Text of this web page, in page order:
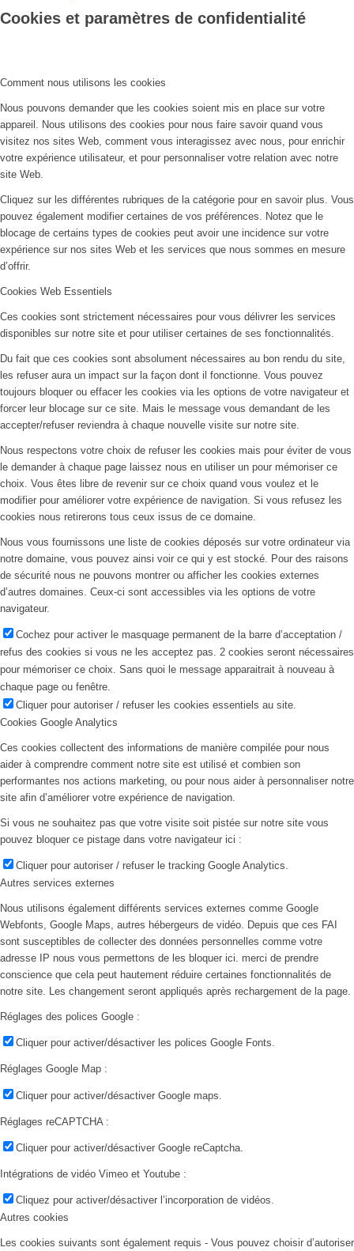
Cookies et paramètres de confidentialité
Comment nous utilisons les cookies
Nous pouvons demander que les cookies soient mis en place sur votre
appareil. Nous utilisons des cookies pour nous faire savoir quand vous
visitez nos sites Web, comment vous interagissez avec nous, pour enrichir
votre expérience utilisateur, et pour personnaliser votre relation avec notre
site Web.
Cliquez sur les différentes rubriques de la catégorie pour en savoir plus. Vous
pouvez également modifier certaines de vos préférences. Notez que le
blocage de certains types de cookies peut avoir une incidence sur votre
expérience sur nos sites Web et les services que nous sommes en mesure
d’offrir.
Cookies Web Essentiels
Ces cookies sont strictement nécessaires pour vous délivrer les services
disponibles sur notre site et pour utiliser certaines de ses fonctionnalités.
Du fait que ces cookies sont absolument nécessaires au bon rendu du site,
les refuser aura un impact sur la façon dont il fonctionne. Vous pouvez
toujours bloquer ou effacer les cookies via les options de votre navigateur et
forcer leur blocage sur ce site. Mais le message vous demandant de les
accepter/refuser reviendra à chaque nouvelle visite sur notre site.
Nous respectons votre choix de refuser les cookies mais pour éviter de vous
le demander à chaque page laissez nous en utiliser un pour mémoriser ce
choix. Vous êtes libre de revenir sur ce choix quand vous voulez et le
modifier pour améliorer votre expérience de navigation. Si vous refusez les
cookies nous retirerons tous ceux issus de ce domaine.
Nous vous fournissons une liste de cookies déposés sur votre ordinateur via
notre domaine, vous pouvez ainsi voir ce qui y est stocké. Pour des raisons
de sécurité nous ne pouvons montrer ou afficher les cookies externes
d’autres domaines. Ceux-ci sont accessibles via les options de votre
navigateur.
Cochez pour activer le masquage permanent de la barre d’acceptation /
refus des cookies si vous ne les acceptez pas. 2 cookies seront nécessaires
pour mémoriser ce choix. Sans quoi le message apparaitrait à nouveau à
chaque page ou fenêtre.
Cliquer pour autoriser / refuser les cookies essentiels au site.
Cookies Google Analytics
Ces cookies collectent des informations de manière compilée pour nous
aider à comprendre comment notre site est utilisé et combien son
performantes nos actions marketing, ou pour nous aider à personnaliser notre
site afin d’améliorer votre expérience de navigation.
Si vous ne souhaitez pas que votre visite soit pistée sur notre site vous
pouvez bloquer ce pistage dans votre navigateur ici :
Cliquer pour autoriser / refuser le tracking Google Analytics.
Autres services externes
Nous utilisons également différents services externes comme Google
Webfonts, Google Maps, autres hébergeurs de vidéo. Depuis que ces FAI
sont susceptibles de collecter des données personnelles comme votre
adresse IP nous vous permettons de les bloquer ici. merci de prendre
conscience que cela peut hautement réduire certaines fonctionnalités de
notre site. Les changement seront appliqués après rechargement de la page.
Réglages des polices Google :
Cliquer pour activer/désactiver les polices Google Fonts.
Réglages Google Map :
Cliquer pour activer/désactiver Google maps.
Réglages reCAPTCHA :
Cliquer pour activer/désactiver Google reCaptcha.
Intégrations de vidéo Vimeo et Youtube :
Cliquez pour activer/désactiver l’incorporation de vidéos.
Autres cookies
Les cookies suivants sont également requis - Vous pouvez choisir d’autoriser